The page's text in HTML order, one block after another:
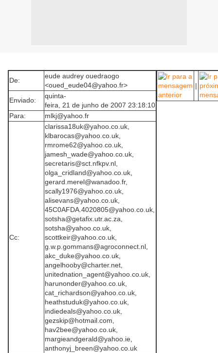
De:
eude audrey ouedraogo
<oued_eude04@yahoo.fr>
Enviado:
quinta-
feira, 21 de junho de 2007 23:18:10
Para:
mlkj@yahoo.fr
Cc:
clarissa18uk@yahoo.co.uk,
klbarocas@yahoo.co.uk,
rmrome62@yahoo.co.uk,
jamesh_wade@yahoo.co.uk,
secretaris@sct.nfkpv.nl,
olga_cridland@yahoo.co.uk,
gerard.merel@wanadoo.fr,
scally1976@yahoo.co.uk,
alisevans@yahoo.co.uk,
45C0AFDA.4020805@yahoo.co.uk,
sotsha@getafix.utr.ac.za,
sotsha@yahoo.co.uk,
scottkeir@yahoo.co.uk,
g.w.p.gommans@agroconnect.nl,
akc_duke@yahoo.co.uk,
angelhooby@charter.net,
unitednation_agent@yahoo.co.uk,
harunonder@yahoo.co.uk,
cat_richardson@yahoo.co.uk,
heathstuduk@yahoo.co.uk,
indiedeals@yahoo.co.uk,
gezskip@hotmail.com,
hav2bee@yahoo.co.uk,
margieandgerald@yahoo.ie,
anthonyj_breen@yahoo.co.uk
|